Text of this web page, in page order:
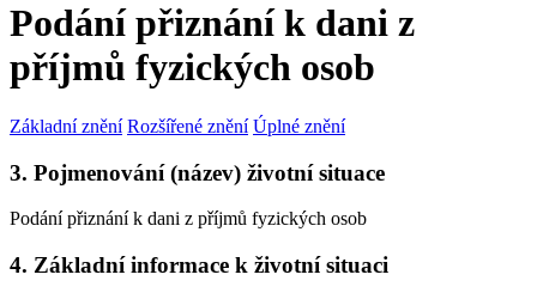
Podání přiznání k dani z
příjmů fyzických osob
Základní znění Rozšířené znění Úplné znění
3. Pojmenování (název) životní situace
Podání přiznání k dani z příjmů fyzických osob
4. Základní informace k životní situaci